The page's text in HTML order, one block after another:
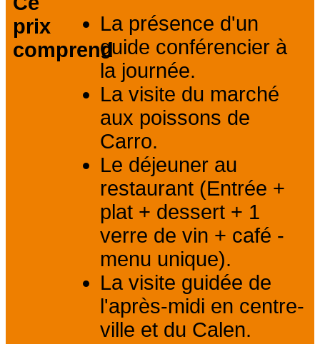
prix
comprend
La présence d'un
guide conférencier à
la journée.
La visite du marché
aux poissons de
Carro.
Le déjeuner au
restaurant (Entrée +
plat + dessert + 1
verre de vin + café -
menu unique).
La visite guidée de
l'après-midi en centre-
ville et du Calen.